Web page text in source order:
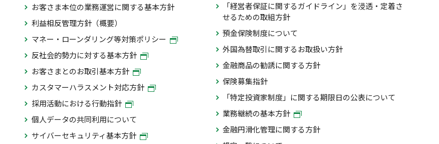
お客さま本位の業務運営に関する基本方針
利益相反管理方針（概要）
マネー・ローンダリング等対策ポリシー
反社会的勢力に対する基本方針
お客さまとのお取引基本方針
カスタマーハラスメント対応方針
採用活動における行動指針
個人データの共同利用について
サイバーセキュリティ基本方針
「経営者保証に関するガイドライン」を浸透・定着さ
せるための取組方針
預金保険制度について
外国為替取引に関するお取扱い方針
金融商品の勧誘に関する方針
保険募集指針
「特定投資家制度」に関する期限日の公表について
業務継続の基本方針
金融円滑化管理に関する方針